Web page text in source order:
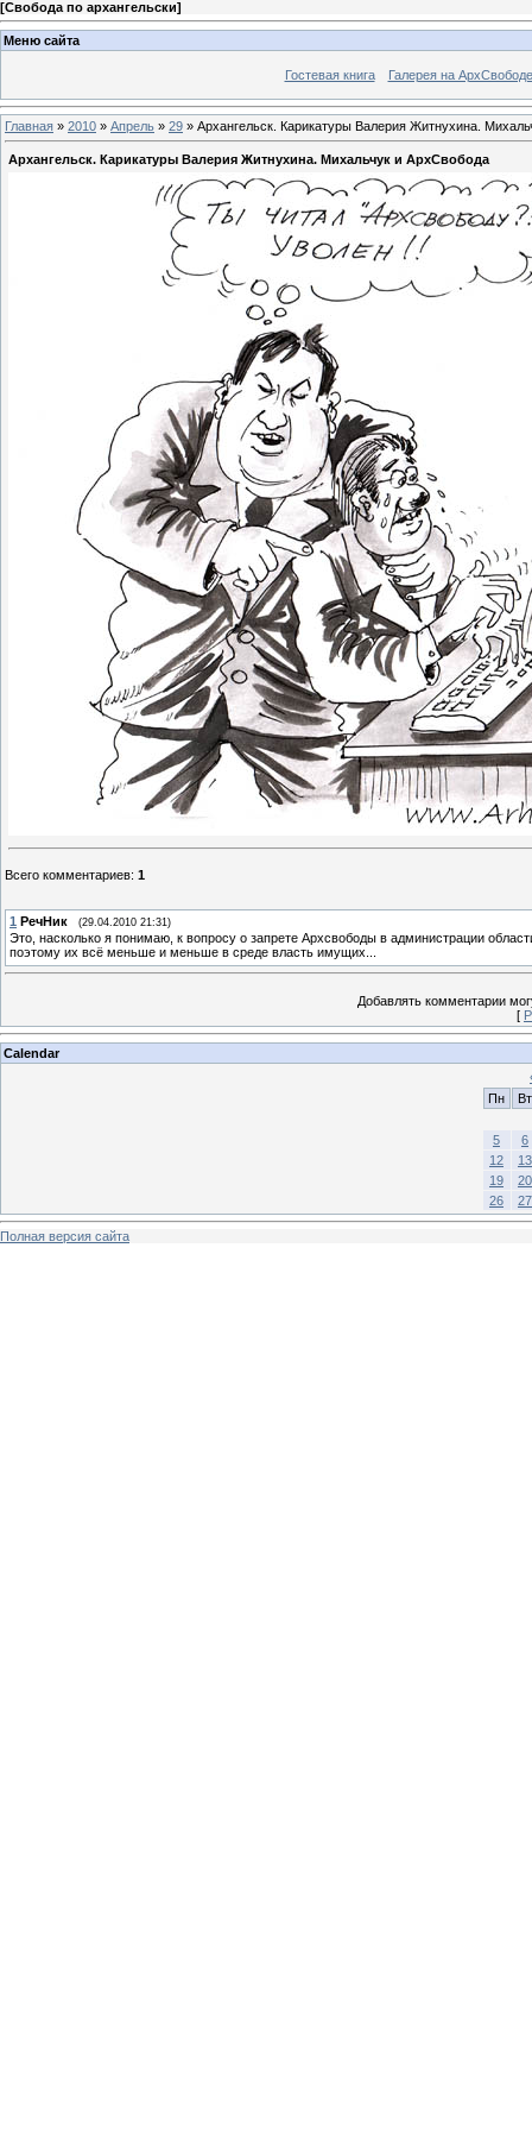
[Свобода по архангельски]
Меню сайта
Гостевая книга Галерея на АрхСвободе
Главная » 2010 » Апрель » 29 » Архангельск. Карикатуры Валерия Житнухина.
Архангельск. Карикатуры Валерия Житнухина. Михальчук и АрхСвобода
Всего комментариев: 1
1 РечНик (29.04.2010 21:31)
Это, насколько я понимаю, к вопросу о запрете Архсвободы в администрации
поэтому их всё меньше и меньше в среде власть имущих...
Добавлять комментарии
[
Calendar
Пн
Вт
5
6
12
13
19
20
26
27
Полная версия сайта